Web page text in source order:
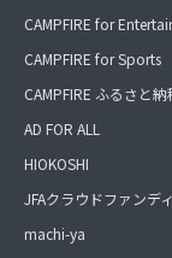
CAMPFIRE for
CAMPFIRE for Sports
CAMPFIRE ふるさと納
AD FOR ALL
HIOKOSHI
JFAクラウドファンデ
machi-ya